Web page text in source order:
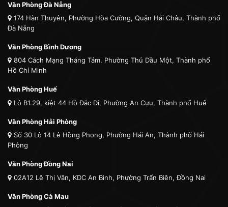
Văn Phòng Đà Nẵng
174 Hàn Thuyên, Phường Hòa Cường, Quận Hải Châu, Thành phố
Đà Nẵng
Văn Phòng Bình Dương
804 Cách Mạng Tháng Tám, Phường Thủ Dầu Một, Thành phố
Hồ Chí Minh
Văn Phòng Huế
Lô B1.29, kiệt 44 Hồ Đắc Di, Phường An Cựu, Thành phố Huế
Văn Phòng Hải Phòng
Số 30 Lô 14 Lê Hồng Phong, Phường Hải An, Thành phố Hải
Phòng
Văn Phòng Đồng Nai
02A12 Lê Thị Vân, KDC An Bình, Phường Trấn Biên, Đồng Nai
Văn Phòng Cà Mau